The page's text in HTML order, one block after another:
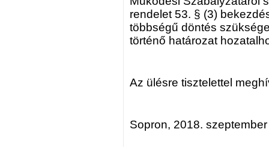
rendelet 53. § (3)
többségű döntés
történő határozat
Az ülésre tisztelettel
Sopron, 2018.